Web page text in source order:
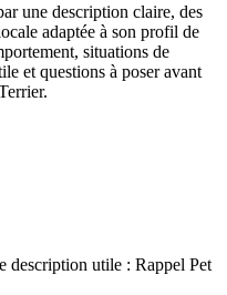
une description claire, des
adaptée à son profil de
situations de
et questions à poser avant
description utile : Rappel Pet